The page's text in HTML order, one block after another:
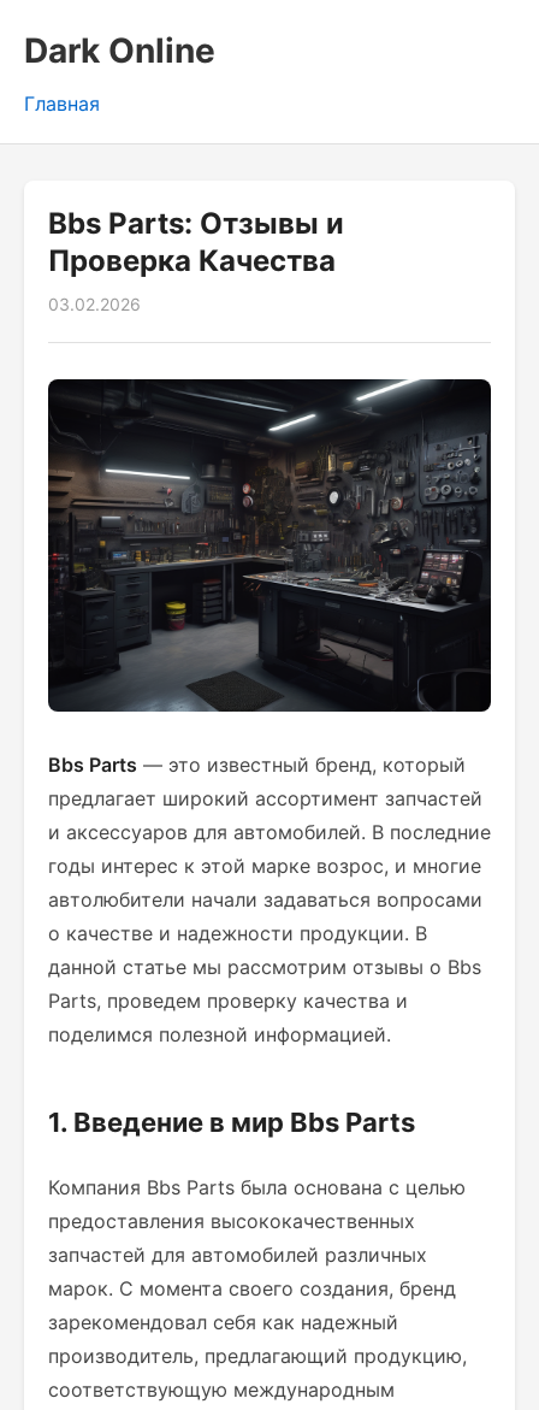
Dark Online
Главная
Bbs Parts: Отзывы и
Проверка Качества
03.02.2026
Bbs Parts — это известный бренд, который
предлагает широкий ассортимент запчастей
и аксессуаров для автомобилей. В последние
годы интерес к этой марке возрос, и многие
автолюбители начали задаваться вопросами
о качестве и надежности продукции. В
данной статье мы рассмотрим отзывы о Bbs
Parts, проведем проверку качества и
поделимся полезной информацией.
1. Введение в мир Bbs Parts
Компания Bbs Parts была основана с целью
предоставления высококачественных
запчастей для автомобилей различных
марок. С момента своего создания, бренд
зарекомендовал себя как надежный
производитель, предлагающий продукцию,
соответствующую международным